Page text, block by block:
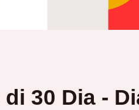
30 Dia -